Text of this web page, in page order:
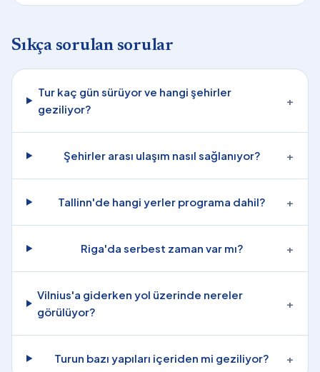
Sıkça sorulan sorular
Tur kaç gün sürüyor ve hangi şehirler
geziliyor?
+
Şehirler arası ulaşım nasıl sağlanıyor? +
Tallinn'de hangi yerler programa dahil? +
Riga'da serbest zaman var mı? +
Vilnius'a giderken yol üzerinde nereler
görülüyor?
+
Turun bazı yapıları içeriden mi geziliyor? +